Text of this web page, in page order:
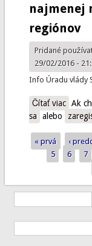
najmenej
regiónov
Pridané
29/02/2016 -
Info Úradu vlády
Čítať viacoAk
sa
alebo
Stránky
« prvá ‹
5
6 7